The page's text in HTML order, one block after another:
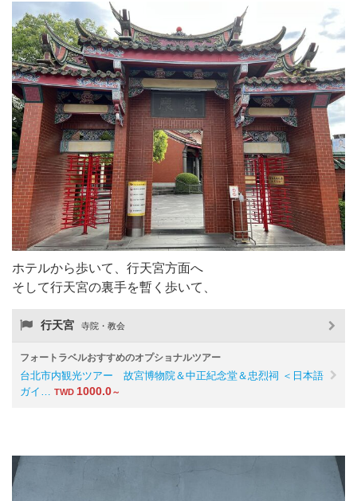
ホテルから歩いて、行天宮方面へ
そして行天宮の裏手を暫く歩いて、
行天宮 寺院・教会
フォートラベルおすすめのオプショナルツアー
台北市内観光ツアー 故宮博物院＆中正紀念堂＆忠烈祠 ＜日本語
ガイ… TWD 1000.0～